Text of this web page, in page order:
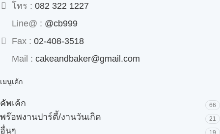
โทร : 082 322 1227
Line@ : @cb999
Fax : 02-408-3518
Mail : cakeandbaker@gmail.com
เมนูเค้ก
คัพเค้ก 66
พร๊อพงานปาร์ตี้/งานวันเกิด 21
อื่นๆ 19